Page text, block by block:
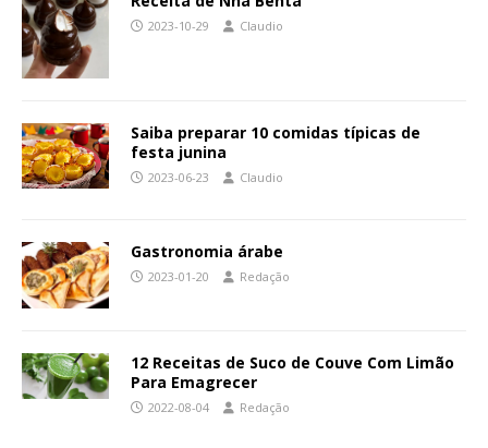
2023-10-29 Claudio
Saiba preparar 10 comidas típicas de
festa junina
2023-06-23 Claudio
Gastronomia árabe
2023-01-20 Redação
12 Receitas de Suco de Couve Com Limão
Para Emagrecer
2022-08-04 Redação